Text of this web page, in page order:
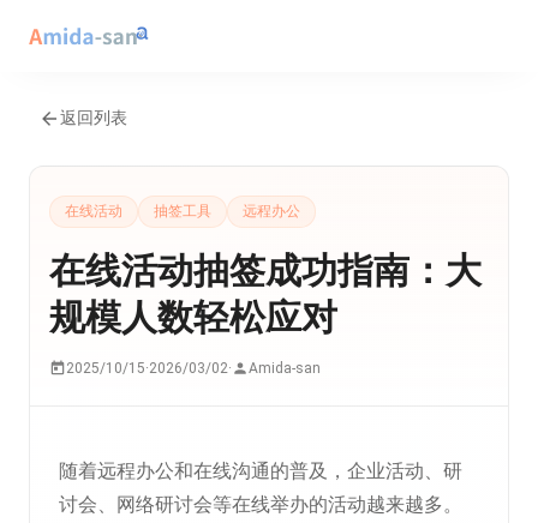
返回列表
在线活动 抽签工具 远程办公
在线活动抽签成功指南：大
规模人数轻松应对
2025/10/15·2026/03/02· Amida-san
随着远程办公和在线沟通的普及，企业活动、研
讨会、网络研讨会等在线举办的活动越来越多。